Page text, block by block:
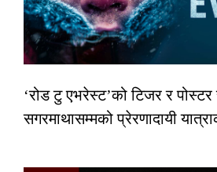
‘रोड टु एभरेस्ट’को टिजर र पोस्टर
सगरमाथासम्मको प्रेरणादायी